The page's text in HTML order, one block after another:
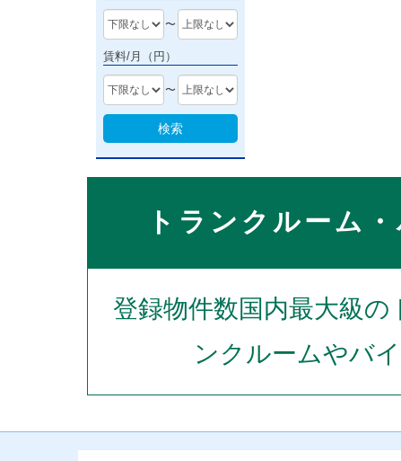
〜
賃料/月（円）
〜
検索
トランクルーム
登録物件数国内最大級
ンクルームやバ